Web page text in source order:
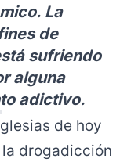
La
de
sufriendo
alguna
adictivo.
de hoy
drogadicción